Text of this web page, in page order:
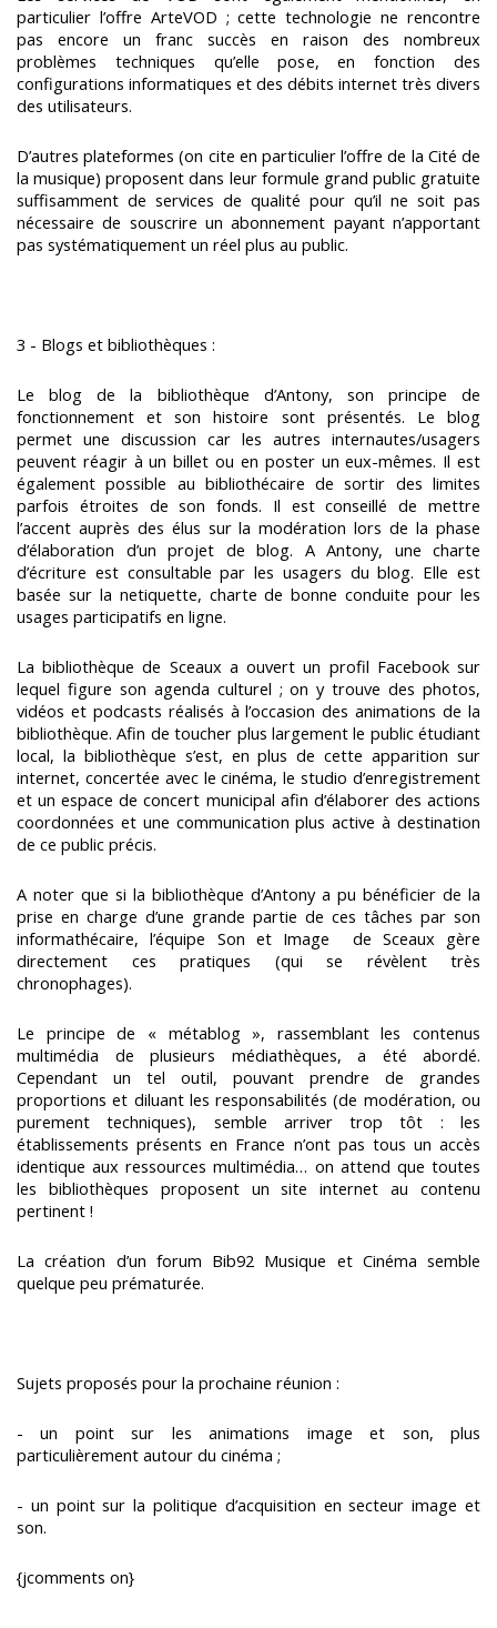
particulier l’offre ArteVOD ; cette technologie ne rencontre
pas encore un franc succès en raison des nombreux
problèmes techniques qu’elle pose, en fonction des
configurations informatiques et des débits internet très divers
des utilisateurs.
D’autres plateformes (on cite en particulier l’offre de la Cité de
la musique) proposent dans leur formule grand public gratuite
suffisamment de services de qualité pour qu’il ne soit pas
nécessaire de souscrire un abonnement payant n’apportant
pas systématiquement un réel plus au public.
3 - Blogs et bibliothèques :
Le blog de la bibliothèque d’Antony, son principe de
fonctionnement et son histoire sont présentés. Le blog
permet une discussion car les autres internautes/usagers
peuvent réagir à un billet ou en poster un eux-mêmes. Il est
également possible au bibliothécaire de sortir des limites
parfois étroites de son fonds. Il est conseillé de mettre
l’accent auprès des élus sur la modération lors de la phase
d’élaboration d’un projet de blog. A Antony, une charte
d’écriture est consultable par les usagers du blog. Elle est
basée sur la netiquette, charte de bonne conduite pour les
usages participatifs en ligne.
La bibliothèque de Sceaux a ouvert un profil Facebook sur
lequel figure son agenda culturel ; on y trouve des photos,
vidéos et podcasts réalisés à l’occasion des animations de la
bibliothèque. Afin de toucher plus largement le public étudiant
local, la bibliothèque s’est, en plus de cette apparition sur
internet, concertée avec le cinéma, le studio d’enregistrement
et un espace de concert municipal afin d’élaborer des actions
coordonnées et une communication plus active à destination
de ce public précis.
A noter que si la bibliothèque d’Antony a pu bénéficier de la
prise en charge d’une grande partie de ces tâches par son
informathécaire, l’équipe Son et Image
de Sceaux gère
directement ces pratiques (qui se révèlent très
chronophages).
Le principe de « métablog », rassemblant les contenus
multimédia de plusieurs médiathèques, a été abordé.
Cependant un tel outil, pouvant prendre de grandes
proportions et diluant les responsabilités (de modération, ou
purement techniques), semble arriver trop tôt : les
établissements présents en France n’ont pas tous un accès
identique aux ressources multimédia… on attend que toutes
les bibliothèques proposent un site internet au contenu
pertinent !
La création d’un forum Bib92 Musique et Cinéma semble
quelque peu prématurée.
Sujets proposés pour la prochaine réunion :
- un point sur les animations image et son, plus
particulièrement autour du cinéma ;
- un point sur la politique d’acquisition en secteur image et
son.
{jcomments on}